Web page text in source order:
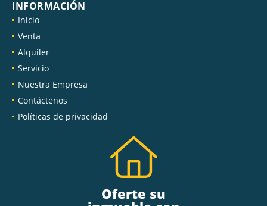
INFORMACIÓN
Inicio
Venta
Alquiler
Servicio
Nuestra Empresa
Contáctenos
Políticas de privacidad
Oferte su